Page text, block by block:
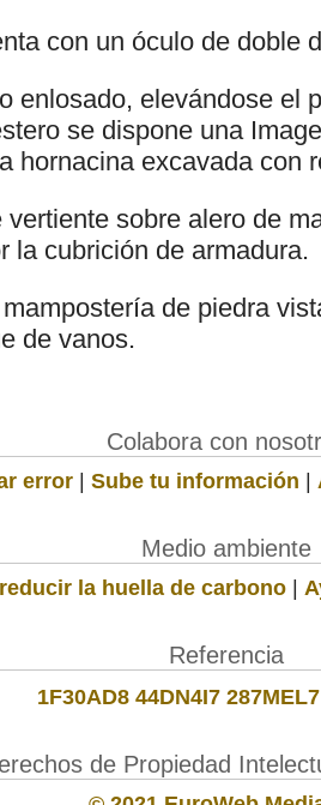
con un óculo de doble
enlosado, elevándose el
se dispone una
hornacina excavada con
sobre alero de
la cubrición de armadura.
de piedra
de vanos.
Colabora con
error | Sube tu información |
Medio ambiente
la huella de carbono |
Referencia
1F30AD8 44DN4I7
de Propiedad